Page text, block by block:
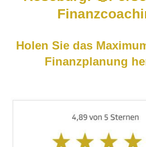
Holen Sie das
Finanzplanung